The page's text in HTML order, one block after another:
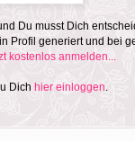
Du musst Dich
Profil generiert und bei
kostenlos anmelden...
Dich hier einloggen.